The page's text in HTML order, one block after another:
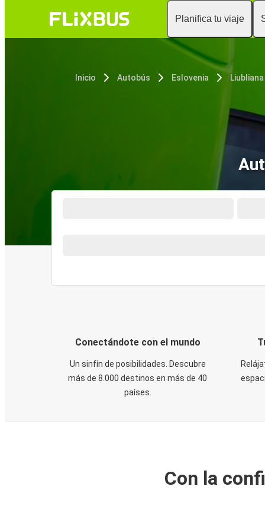
Planifica tu viaje
Inicio Autobús Eslovenia Liubliana
Conectándote con el mundo
Un sinfín de posibilidades. Descubre
más de 8.000 destinos en más de 40
países.
Con la